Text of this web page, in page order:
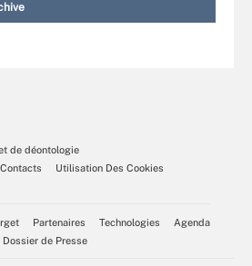
de déontologie
Contacts
Utilisation Des Cookies
Partenaires Technologies
Agenda
Dossier de Presse